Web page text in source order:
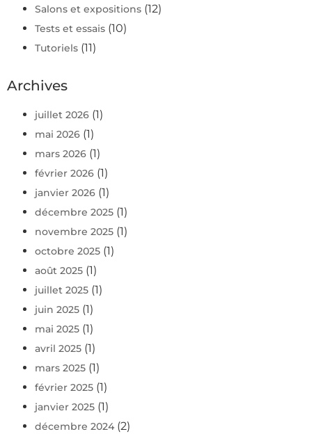
Salons et expositions (12)
Tests et essais (10)
Tutoriels (11)
Archives
juillet 2026 (1)
mai 2026 (1)
mars 2026 (1)
février 2026 (1)
janvier 2026 (1)
décembre 2025 (1)
novembre 2025 (1)
octobre 2025 (1)
août 2025 (1)
juillet 2025 (1)
juin 2025 (1)
mai 2025 (1)
avril 2025 (1)
mars 2025 (1)
février 2025 (1)
janvier 2025 (1)
décembre 2024 (2)